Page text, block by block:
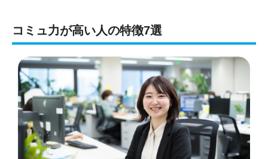
コミュ力が高い人の特徴7選